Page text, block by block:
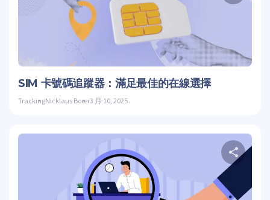
SIM 卡號碼追蹤器：滿足最佳的在線選擇
TrackingNicklaus Borer3 月 10, 2025